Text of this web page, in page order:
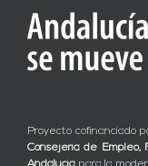
Proyecto cofinanciado
Consejería de Empleo,